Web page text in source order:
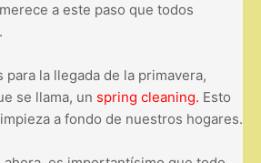
a este paso que todos
la llegada de la primavera,
se llama, un spring cleaning. Esto
a fondo de nuestros hogares.